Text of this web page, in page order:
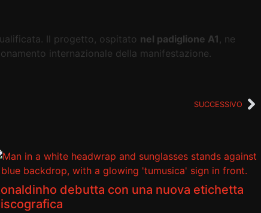
Il progetto, ospitato nel padiglione A1 , ne
internazionale della manifestazione.
SUCCESSIVO
debutta con una nuova etichetta